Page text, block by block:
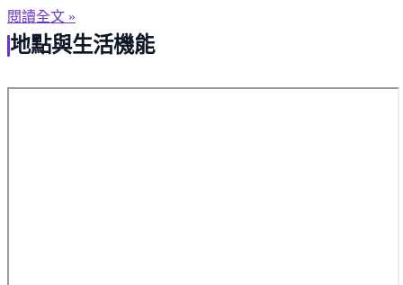
閱讀全文 »
地點與生活機能